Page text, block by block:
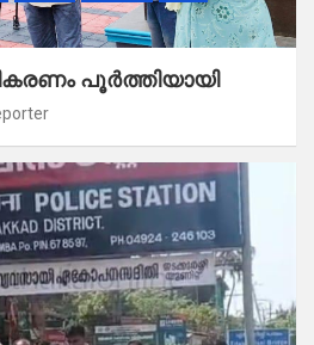
പൂർത്തിയായി